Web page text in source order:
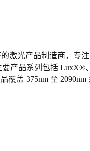
的激光产品制造商，专
产品系列包括
盖 375nm 至 2090nm